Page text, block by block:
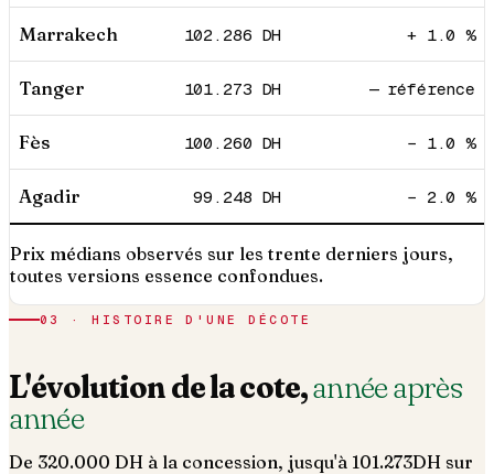
Marrakech 102.286 DH + 1.0 %
Tanger 101.273 DH — référence
Fès 100.260 DH − 1.0 %
Agadir 99.248 DH − 2.0 %
Prix médians observés sur les trente derniers jours,
toutes versions essence confondues.
03 · HISTOIRE D'UNE DÉCOTE
L'évolution de la cote,année après
année
De 320.000 DH à la concession, jusqu'à 101.273DH sur